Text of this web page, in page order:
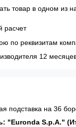
товар в одном из
расчет
по реквизитам
12
подставка на 36
"Euronda S.p.A."